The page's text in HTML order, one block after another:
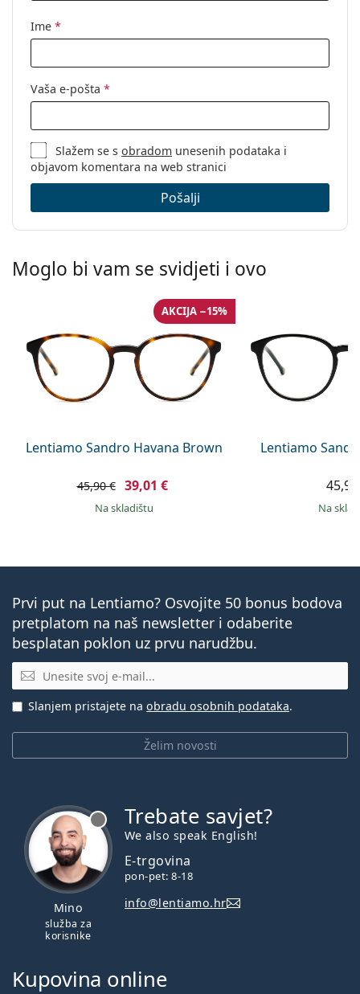
Kategorija:
Kod:
Ime *
Vaša e-pošta *
Slažem se sobradom unesenih podataka i
objavom komentara na web stranici
Pošalji
Moglo bi vam se svidjeti i ovo
Lentiamo Sandro Havana Brown
AKCIJA −15%
45,90 € 39,01 €
na skladištu
Lentiamo
na
Prvi put na Lentiamo? Osvojite 50 bonus bodova
pretplatom na naš newsletter i odaberite
besplatan poklon uz prvu narudžbu.
E-mail
Želim novosti
Slanjem pristajete na obradu osobnih podataka.
Mino
služba za
korisnike
Trebate savjet?
We also speak English!
E-trgovina
pon-pet: 8-18
info@lentiamo.hr
Kupovina online